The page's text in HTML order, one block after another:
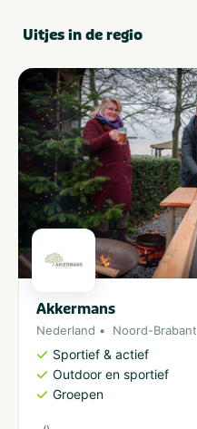
Uitjes in de regio
Akkermans
Nederland Noord-Brabant
Sportief & actief
Outdoor en sportief
Groepen